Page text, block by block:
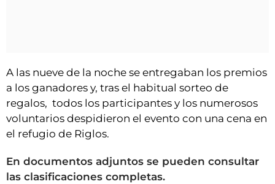
A las nueve de la noche se entregaban los premios
a los ganadores y, tras el habitual sorteo de
regalos, todos los participantes y los numerosos
voluntarios despidieron el evento con una cena en
el refugio de Riglos.
En documentos adjuntos se pueden consultar
las clasificaciones completas.